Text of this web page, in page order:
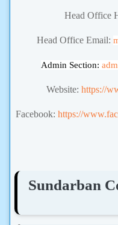
Head Office
Head Office Email:
Admin Section:
Website: https://
Facebook: https://
Sundarban